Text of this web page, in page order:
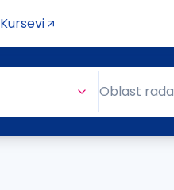
Kursevi
Oblast rada